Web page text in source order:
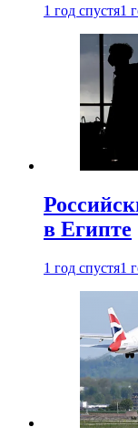
1 год спустя1
в Египте
1 год спустя1